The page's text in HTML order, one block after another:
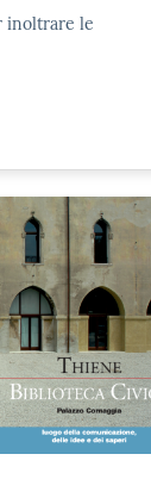
inoltrare le